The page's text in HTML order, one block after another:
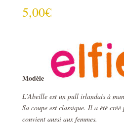
5,00€
Modèle
L’Abeille est un pull irlandais à
Sa coupe est classique. Il a été créé
convient aussi aux femmes.